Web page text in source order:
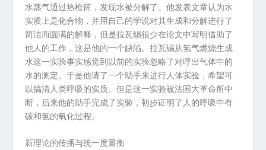
水蒸气通过热枪筒，发现水被分解了。他发表文章认为水
实质上是化合物，并用自己的学说对其生成和分解进行了
简洁而圆满的解释，但是拉瓦锡很少在论文中写明借助了
他人的工作，这是他的一个缺陷。拉瓦锡从氢气燃烧生成
水这一实验事实感觉到以前的实验忽略了对呼出气体中的
水的测定。于是他请了一个助手来进行人体实验，希望可
以搞清人类呼吸的实质。但是这一实验被法国大革命所中
断，后来他的助手完成了实验，初步证明了人的呼吸中有
碳和氢的氧化过程。
新理论的传播与统一度量衡